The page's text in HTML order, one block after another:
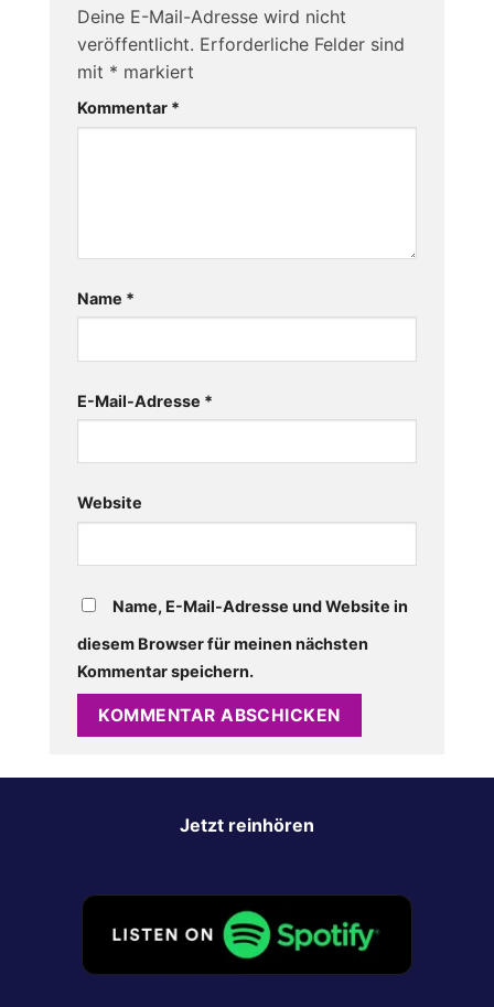
Deine E-Mail-Adresse wird nicht
veröffentlicht. Erforderliche Felder sind
mit * markiert
Kommentar *
Name *
E-Mail-Adresse *
Website
Name, E-Mail-Adresse und Website in
diesem Browser für meinen nächsten
Kommentar speichern.
Jetzt reinhören